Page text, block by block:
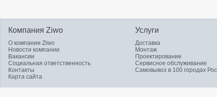
Компания Ziwo
О компании Ziwo
Новости компании
Вакансии
Социальная ответственность
Контакты
Карта сайта
Услуги
Доставка
Монтаж
Проектирование
Сервисное обслуживание
Самовывоз в 100 городах